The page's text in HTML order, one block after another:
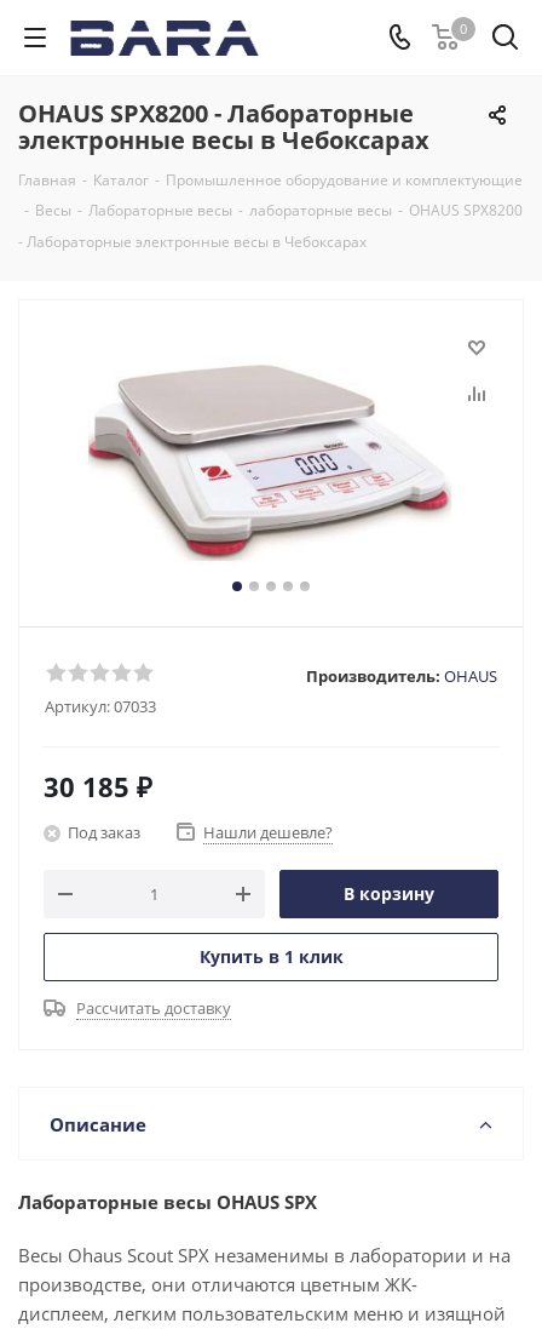
0
OHAUS SPX8200 - Лабораторные
электронные весы в Чебоксарах
Главная - Каталог - Промышленное оборудование и комплектующие
- Весы - Лабораторные весы - лабораторные весы - OHAUS SPX8200
- Лабораторные электронные весы в Чебоксарах
Артикул:07033
Производитель: OHAUS
30 185 ₽
Под заказ Нашли дешевле?
В корзину
Купить в 1 клик
Рассчитать доставку
Описание
Лабораторные весы OHAUS SPX
Весы Ohaus Scout SPX незаменимы в лаборатории и на
производстве, они отличаются цветным ЖК-
дисплеем, легким пользовательским меню и изящной